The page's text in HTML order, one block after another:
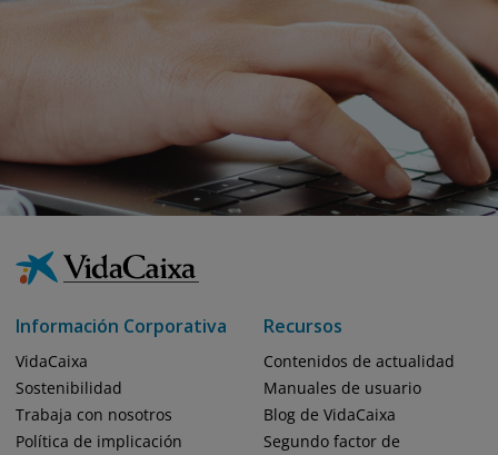
Información Corporativa
VidaCaixa
Sostenibilidad
Trabaja con nosotros
Política de implicación
Recursos
Contenidos de actualidad
Manuales de usuario
Blog de VidaCaixa
Segundo factor de